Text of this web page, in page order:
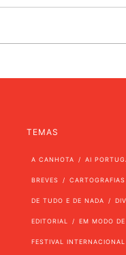
TEMAS
A CANHOTA AI
BREVES CARTOGRAFIAS
DE TUDO E DE NADA
EDITORIAL EM MODO
FESTIVAL